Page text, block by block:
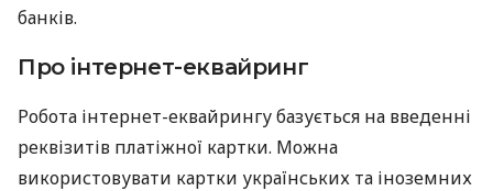
банків.
Про інтернет-еквайринг
Робота інтернет-еквайрингу базується на введенні
реквізитів платіжної картки. Можна
використовувати картки українських та іноземних